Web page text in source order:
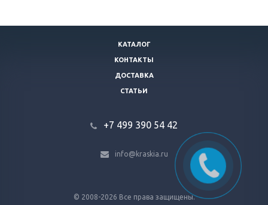
КАТАЛОГ
КОНТАКТЫ
ДОСТАВКА
СТАТЬИ
+7 499 390 54 42
info@kraskia.ru
© 2008-2026 Все права защищены.